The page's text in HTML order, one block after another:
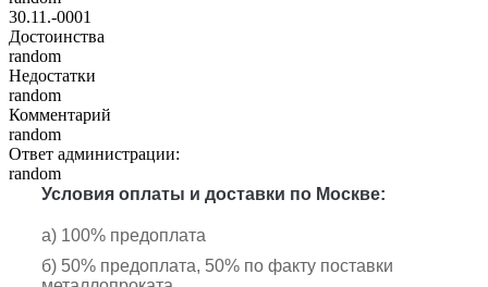
30.11.-0001
Достоинства
random
Недостатки
random
Комментарий
random
Ответ администрации:
random
Условия оплаты и доставки по Москве:
а) 100% предоплата
б) 50% предоплата, 50% по факту поставки